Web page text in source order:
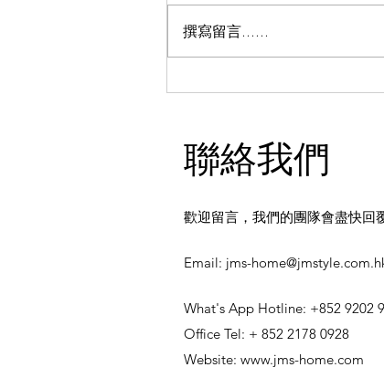
港傢俬裝飾廠商總會主席新界
會董事 我非常關注長者的居
可能面臨身體上的挑戰，如行
便、視力衰退或記憶力下降，
竊的風險。因此，我們需要特
撰寫留言......
聯絡我們
歡迎留言，我們的團隊會盡快回
​Email: jms-
What's App Hotline: +852 9202
Office Tel: + 852 2178 0928
Website: www.jms-home.com